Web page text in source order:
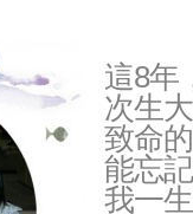
這8年
次生
致命
能忘
我一